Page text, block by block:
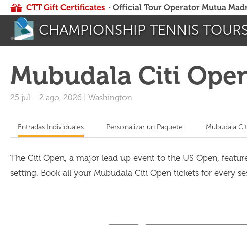
CTT Gift Certificates · Official Tour Operator Mutua
CHAMPIONSHIP TENNIS
Mubudala Citi
25 jul – 2 ago, 2026 Washington
Entradas Individuales Personalizar un Paquete Mubudala
The Citi Open, a major lead up event to the US Open,
setting. Book all your Mubudala Citi Open tickets for every